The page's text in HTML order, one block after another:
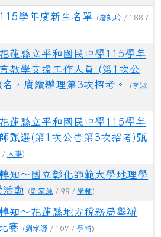
115學年度新生名單 (詹凱玲 / 188 /
花蓮縣立平和國民中學115學年
教學支援工作人員 (第1次公
，賡續辦理第3次招考。
(李淑
花蓮縣立平和國民中學115學年
甄選(第1次公告第3次招考)甄
/ 人事)
知～國立彰化師範大學地理學
活動
(劉家源 / 99 / 學輔)
知～花蓮縣地方稅務局舉辦
賽
(劉家源 / 107 / 學輔)